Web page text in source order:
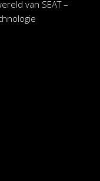
van SEAT –